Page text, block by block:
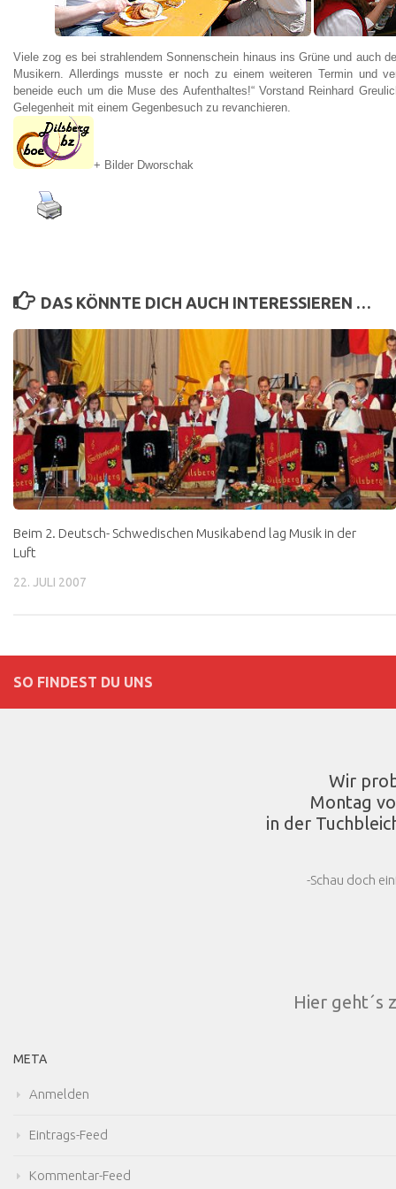
Viele zog es bei strahlendem Sonnenschein hinaus ins Grüne und auch
Musikern. Allerdings musste er noch zu einem weiteren Termin und
beneide euch um die Muse des Aufenthaltes!“Vorstand Reinhard
Gelegenheit mit einem Gegenbesuch zu revanchieren.
+ Bilder Dworschak
DAS KÖNNTE DICH AUCH INTERESSIEREN …
Beim 2. Deutsch- Schwedischen Musikabend lag Musik in der
Luft
22. JULI 2007
SO FINDEST DU UNS
Wir
Montag
in der
-Schau doch
Hier geht´s
META
Anmelden
Eintrags-Feed
Kommentar-Feed